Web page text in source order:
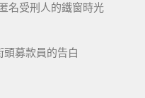
名受刑人的鐵窗時光
募款員的告白